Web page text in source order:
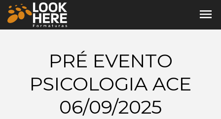
menu
PRÉ EVENTO
PSICOLOGIA ACE
06/09/2025